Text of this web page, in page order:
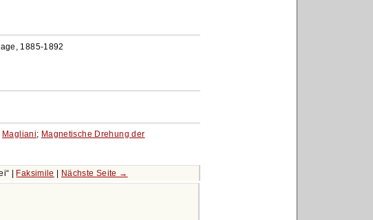
1885-1892
Magliani; Magnetische Drehung der
Faksimile Nächste Seite →